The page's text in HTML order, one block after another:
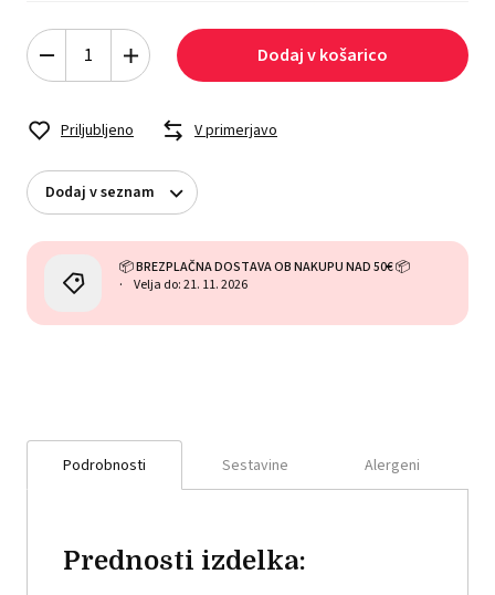
Dodaj v košarico
Priljubljeno V primerjavo
Dodaj v seznam
📦 BREZPLAČNA DOSTAVA OB NAKUPU NAD 50€ 📦
Velja do: 21. 11. 2026
Podrobnosti Sestavine Alergeni
Prednosti izdelka: